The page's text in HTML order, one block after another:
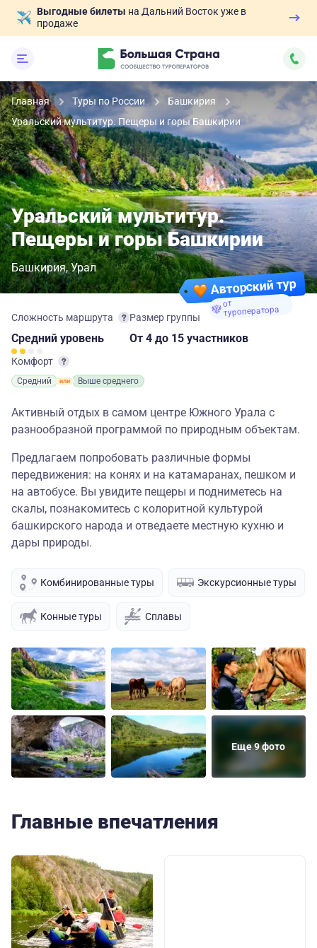
Выгодные билеты на Дальний Восток уже в
продаже
Главная Туры по России
Башкирия
Уральский мультитур. Пещеры и горы Башкирии
Авторский тур
от
туроператора
Уральский мультитур.
Пещеры и горы Башкирии
Башкирия Урал
Сложность маршрута
Средний уровень
Комфорт
Средний Выше среднего
Размер группы
От 4 до 15 участников
Активный отдых в самом центре Южного Урала с
разнообразной программой по природным объектам.
Предлагаем попробовать различные формы
передвижения: на конях и на катамаранах, пешком и
на автобусе. Вы увидите пещеры и подниметесь на
скалы, познакомитесь с колоритной культурой
башкирского народа и отведаете местную кухню и
дары природы.
Комбинированные туры Экскурсионные туры
Конные туры Сплавы
Еще 9 фото
Главные впечатления